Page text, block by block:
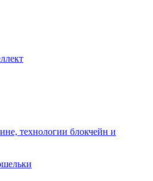
технологии блокчейн и